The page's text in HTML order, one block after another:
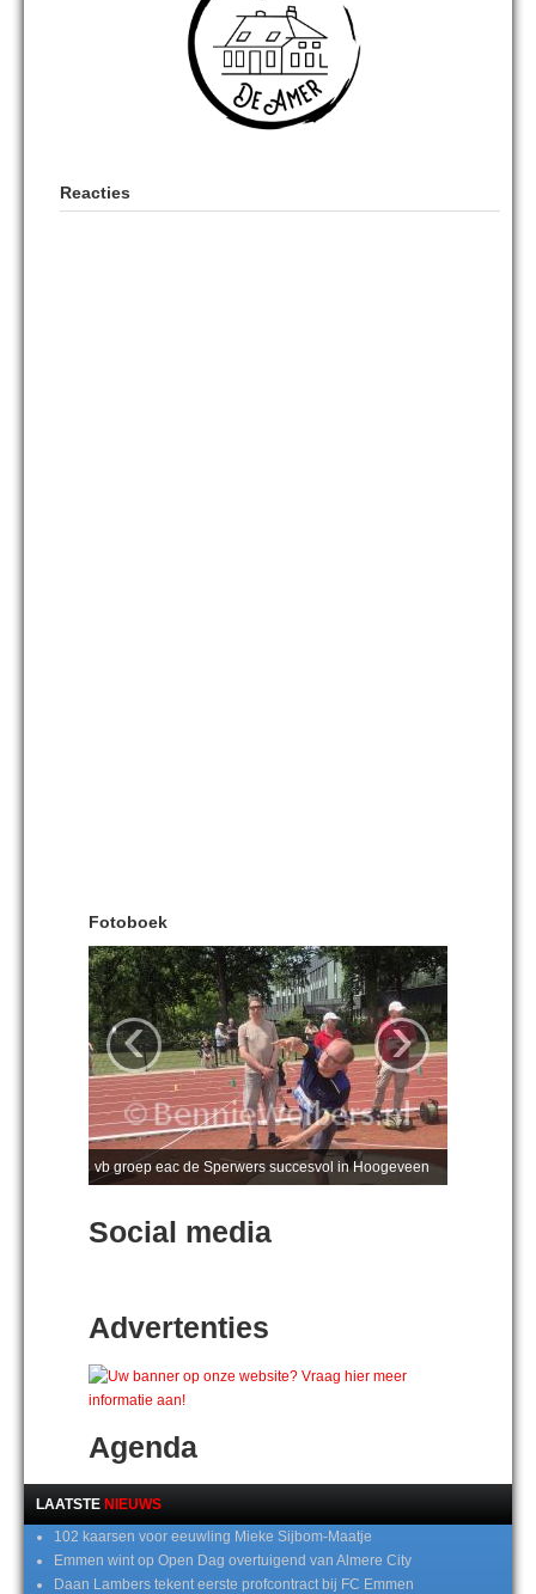
Reacties
Fotoboek
vb groep eac de Sperwers succesvol in Hoogeveen
‹ ›
Social media
Advertenties
Agenda
LAATSTE NIEUWS
102 kaarsen voor eeuwling Mieke Sijbom-Maatje
Emmen wint op Open Dag overtuigend van Almere City
Daan Lambers tekent eerste profcontract bij FC Emmen